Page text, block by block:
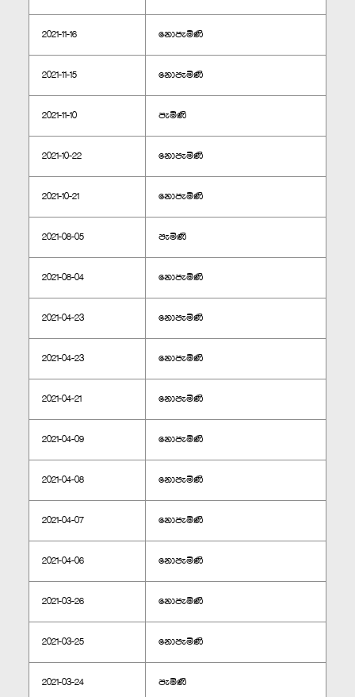
2021-11-16 නොපැමිණි
2021-11-15 නොපැමිණි
2021-11-10 පැමිණි
2021-10-22 නොපැමිණි
2021-10-21 නොපැමිණි
2021-08-05 පැමිණි
2021-08-04 නොපැමිණි
2021-04-23 නොපැමිණි
2021-04-23 නොපැමිණි
2021-04-21 නොපැමිණි
2021-04-09 නොපැමිණි
2021-04-08 නොපැමිණි
2021-04-07 නොපැමිණි
2021-04-06 නොපැමිණි
2021-03-26 නොපැමිණි
2021-03-25 නොපැමිණි
2021-03-24 පැමිණි